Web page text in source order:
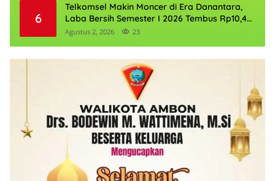
6
Telkomsel Makin Moncer di Era Danantara,
Laba Bersih Semester I 2026 Tembus Rp10,4
Triliun
Agustus 2, 2026 23